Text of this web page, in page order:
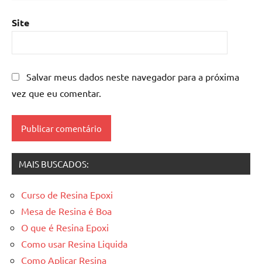
resina
Mesas
de
mesas
Site
Salvar meus dados neste navegador para a próxima
vez que eu comentar.
MAIS BUSCADOS:
Curso de Resina Epoxi
Mesa de Resina é Boa
O que é Resina Epoxi
Como usar Resina Liquida
Como Aplicar Resina